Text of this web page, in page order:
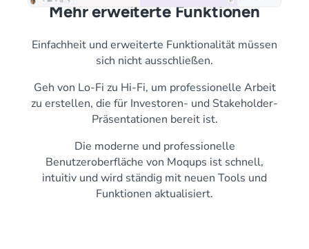
Mehr erweiterte Funktionen
Einfachheit und erweiterte Funktionalität müssen
sich nicht ausschließen.
Geh von Lo-Fi zu Hi-Fi, um professionelle Arbeit
zu erstellen, die für Investoren- und Stakeholder-
Präsentationen bereit ist.
Die moderne und professionelle
Benutzeroberfläche von Moqups ist schnell,
intuitiv und wird ständig mit neuen Tools und
Funktionen aktualisiert.